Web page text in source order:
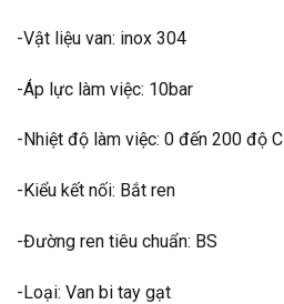
-Vật liệu van: inox 304
-Áp lực làm việc: 10bar
-Nhiệt độ làm việc: 0 đến 200 độ C
-Kiểu kết nối: Bắt ren
-Đường ren tiêu chuẩn: BS
-Loại: Van bi tay gạt